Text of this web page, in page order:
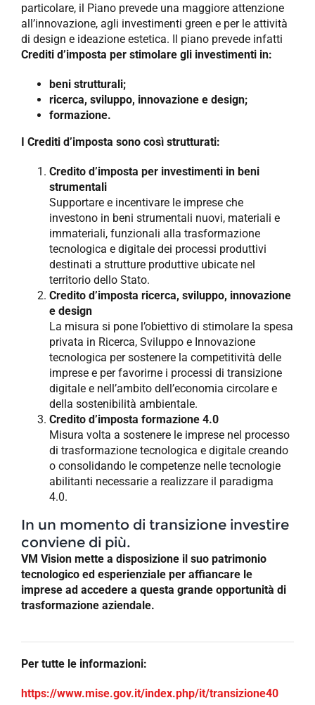
particolare, il Piano prevede una maggiore attenzione
all’innovazione, agli investimenti green e per le attività
di design e ideazione estetica. Il piano prevede infatti
Crediti d’imposta per stimolare gli investimenti in:
beni strutturali;
ricerca, sviluppo, innovazione e design;
formazione.
I Crediti d’imposta sono così strutturati:
Credito d’imposta per investimenti in beni
strumentali
Supportare e incentivare le imprese che
investono in beni strumentali nuovi, materiali e
immateriali, funzionali alla trasformazione
tecnologica e digitale dei processi produttivi
destinati a strutture produttive ubicate nel
territorio dello Stato.
Credito d’imposta ricerca, sviluppo, innovazione
e design
La misura si pone l’obiettivo di stimolare la spesa
privata in Ricerca, Sviluppo e Innovazione
tecnologica per sostenere la competitività delle
imprese e per favorirne i processi di transizione
digitale e nell’ambito dell’economia circolare e
della sostenibilità ambientale.
Credito d’imposta formazione 4.0
Misura volta a sostenere le imprese nel processo
di trasformazione tecnologica e digitale creando
o consolidando le competenze nelle tecnologie
abilitanti necessarie a realizzare il paradigma
4.0.
In un momento di transizione investire
conviene di più.
VM Vision mette a disposizione il suo patrimonio
tecnologico ed esperienziale per affiancare le
imprese ad accedere a questa grande opportunità di
trasformazione aziendale.
Per tutte le informazioni:
https://www.mise.gov.it/index.php/it/transizione40